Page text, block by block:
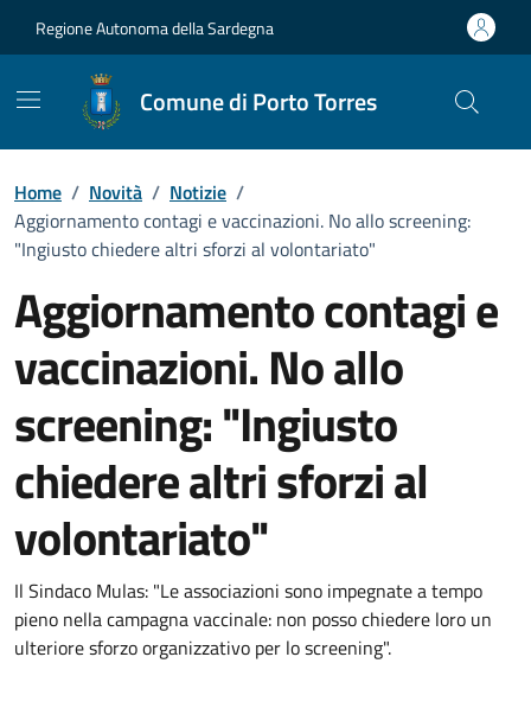
Regione Autonoma della Sardegna
Comune di Porto Torres
Home / Novità / Notizie /
Aggiornamento contagi e vaccinazioni. No allo screening:
"Ingiusto chiedere altri sforzi al volontariato"
Aggiornamento contagi e
vaccinazioni. No allo
screening: "Ingiusto
chiedere altri sforzi al
volontariato"
Dettagli della notizia
Il Sindaco Mulas: "Le associazioni sono impegnate a tempo
pieno nella campagna vaccinale: non posso chiedere loro un
ulteriore sforzo organizzativo per lo screening".